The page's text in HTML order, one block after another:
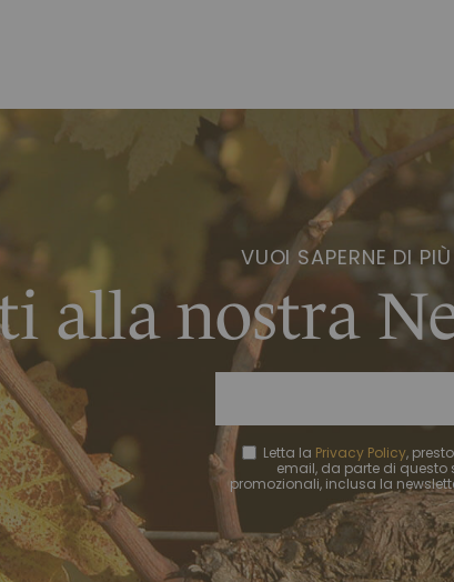
VUOI SAPERNE DI
alla nostra
Letta la Privacy Policy,
email, da parte di
promozionali, inclusa la